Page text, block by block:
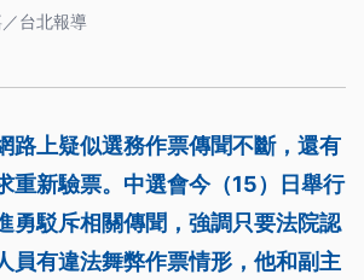
台北報導
路上疑似選務作票傳聞不斷，還有
重新驗票。中選會今（15）日舉行
勇駁斥相關傳聞，強調只要法院認
員有違法舞弊作票情形，他和副主